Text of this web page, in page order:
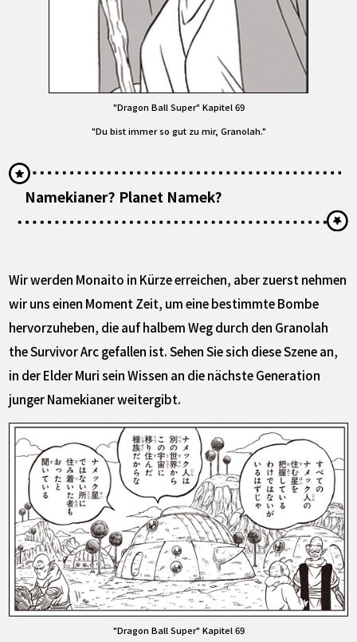
"Dragon Ball Super" Kapitel 69
"Du bist immer so gut zu mir, Granolah."
Namekianer? Planet Namek?
Wir werden Monaito in Kürze erreichen, aber zuerst nehmen
wir uns einen Moment Zeit, um eine bestimmte Bombe
hervorzuheben, die auf halbem Weg durch den Granolah
the Survivor Arc gefallen ist. Sehen Sie sich diese Szene an,
in der Elder Muri sein Wissen an die nächste Generation
junger Namekianer weitergibt.
"Dragon Ball Super" Kapitel 69